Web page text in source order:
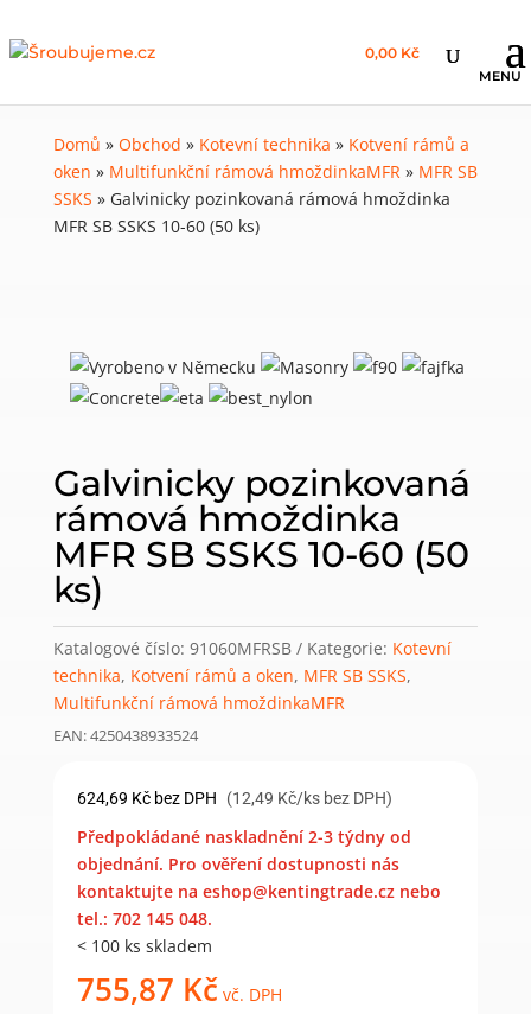
0,00 Kč
Domů » Obchod » Kotevní technika » Kotvení rámů a
oken » Multifunkční rámová hmoždinkaMFR» MFR SB
SSKS » Galvinicky pozinkovaná rámová hmoždinka
MFR SB SSKS 10-60 (50 ks)
Galvinicky pozinkovaná
rámová hmoždinka
MFR SB SSKS 10-60 (50
ks)
Katalogové číslo: 91060MFRSB Kategorie: Kotevní
technika, Kotvení rámů a oken, MFR SB SSKS,
Multifunkční rámová hmoždinkaMFR
EAN: 4250438933524
624,69 Kč bez DPH (12,49 Kč/ks bez DPH)
Předpokládané naskladnění 2-3 týdny od
objednání. Pro ověření dostupnosti nás
kontaktujte na eshop@kentingtrade.cz nebo
tel.: 702 145 048.
< 100 ks skladem
755,87 Kč vč. DPH